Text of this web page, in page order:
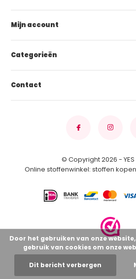
Mijn account
Categorieën
Contact
© Copyright 2026 -
Online stoffenwinkel: stoffen kopen
Door het gebruiken van onze
gebruik van cookies om onze
Dit bericht verbergen